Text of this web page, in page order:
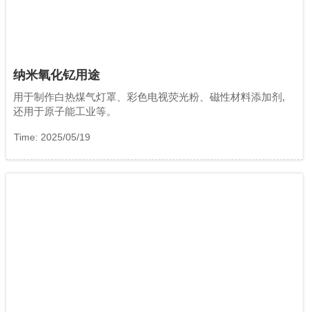
纳米氧化钇用途
用于制作白热煤气灯罩、彩色电视荧光粉、磁性材料添加剂,
还用于原子能工业等。
Time: 2025/05/19